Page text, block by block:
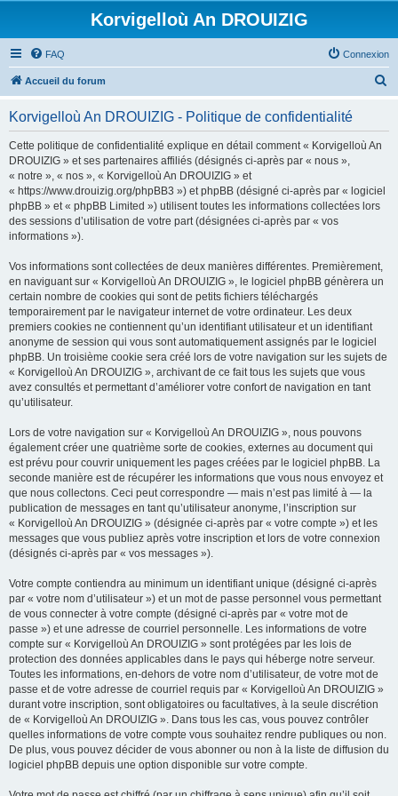
Korvigelloù An DROUIZIG
FAQ Connexion
Accueil du forum
Korvigelloù An DROUIZIG - Politique de confidentialité
Cette politique de confidentialité explique en détail comment « Korvigelloù An
DROUIZIG » et ses partenaires affiliés (désignés ci-après par « nous »,
« notre », « nos », « Korvigelloù An DROUIZIG » et
« https://www.drouizig.org/phpBB3 ») et phpBB (désigné ci-après par « logiciel
phpBB » et « phpBB Limited ») utilisent toutes les informations collectées lors
des sessions d’utilisation de votre part (désignées ci-après par « vos
informations »).
Vos informations sont collectées de deux manières différentes. Premièrement,
en naviguant sur « Korvigelloù An DROUIZIG », le logiciel phpBB génèrera un
certain nombre de cookies qui sont de petits fichiers téléchargés
temporairement par le navigateur internet de votre ordinateur. Les deux
premiers cookies ne contiennent qu’un identifiant utilisateur et un identifiant
anonyme de session qui vous sont automatiquement assignés par le logiciel
phpBB. Un troisième cookie sera créé lors de votre navigation sur les sujets de
« Korvigelloù An DROUIZIG », archivant de ce fait tous les sujets que vous
avez consultés et permettant d’améliorer votre confort de navigation en tant
qu’utilisateur.
Lors de votre navigation sur « Korvigelloù An DROUIZIG », nous pouvons
également créer une quatrième sorte de cookies, externes au document qui
est prévu pour couvrir uniquement les pages créées par le logiciel phpBB. La
seconde manière est de récupérer les informations que vous nous envoyez et
que nous collectons. Ceci peut correspondre — mais n’est pas limité à — la
publication de messages en tant qu’utilisateur anonyme, l’inscription sur
« Korvigelloù An DROUIZIG » (désignée ci-après par « votre compte ») et les
messages que vous publiez après votre inscription et lors de votre connexion
(désignés ci-après par « vos messages »).
Votre compte contiendra au minimum un identifiant unique (désigné ci-après
par « votre nom d’utilisateur ») et un mot de passe personnel vous permettant
de vous connecter à votre compte (désigné ci-après par « votre mot de
passe ») et une adresse de courriel personnelle. Les informations de votre
compte sur « Korvigelloù An DROUIZIG » sont protégées par les lois de
protection des données applicables dans le pays qui héberge notre serveur.
Toutes les informations, en-dehors de votre nom d’utilisateur, de votre mot de
passe et de votre adresse de courriel requis par « Korvigelloù An DROUIZIG »
durant votre inscription, sont obligatoires ou facultatives, à la seule discrétion
de « Korvigelloù An DROUIZIG ». Dans tous les cas, vous pouvez contrôler
quelles informations de votre compte vous souhaitez rendre publiques ou non.
De plus, vous pouvez décider de vous abonner ou non à la liste de diffusion du
logiciel phpBB depuis une option disponible sur votre compte.